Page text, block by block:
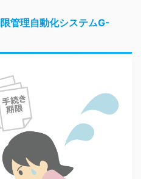
管理自動化システムG-